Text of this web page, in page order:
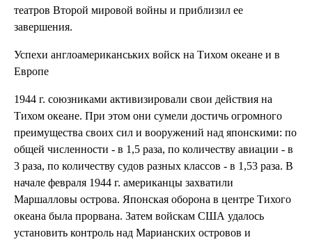
театров Второй мировой войны и приблизил ее
завершения.
Успехи англоамериканських войск на Тихом океане и в
Европе
1944 г. союзниками активизировали свои действия на
Тихом океане. При этом они сумели достичь огромного
преимущества своих сил и вооружений над японскими: по
общей численности - в 1,5 раза, по количеству авиации - в
3 раза, по количеству судов разных классов - в 1,53 раза. В
начале февраля 1944 г. американцы захватили
Маршалловы острова. Японская оборона в центре Тихого
океана была прорвана. Затем войскам США удалось
установить контроль над Марианских островов и